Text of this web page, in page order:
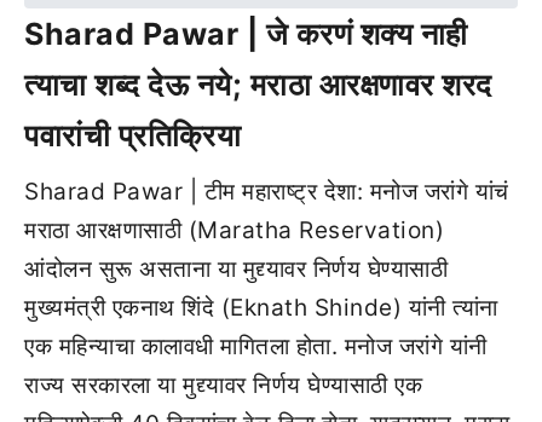
Sharad Pawar | जे करणं शक्य नाही
त्याचा शब्द देऊ नये; मराठा आरक्षणावर शरद
पवारांची प्रतिक्रिया
Sharad Pawar | टीम महाराष्ट्र देशा: मनोज जरांगे यांचं
मराठा आरक्षणासाठी (Maratha Reservation)
आंदोलन सुरू असताना या मुद्द्यावर निर्णय घेण्यासाठी
मुख्यमंत्री एकनाथ शिंदे (Eknath Shinde) यांनी त्यांना
एक महिन्याचा कालावधी मागितला होता. मनोज जरांगे यांनी
राज्य सरकारला या मुद्द्यावर निर्णय घेण्यासाठी एक